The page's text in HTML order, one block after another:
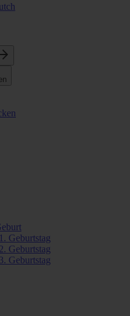
Geburtstag
Geburtstag
Geburtstag